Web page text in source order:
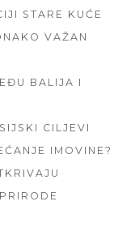
STARE KUĆE
VAŽAN
BALIJA I
CILJEVI
IMOVINE?